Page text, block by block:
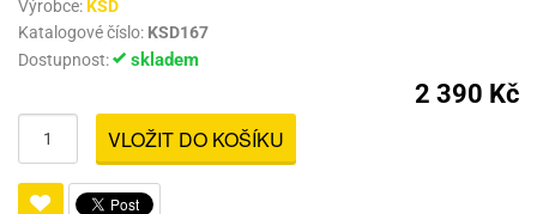
Výrobce:KSD
Katalogové číslo: KSD167
Dostupnost:
skladem
2 390 Kč
VLOŽIT DO KOŠÍKU